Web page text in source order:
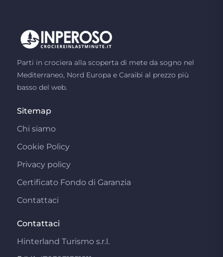
Parti in crociera alla scoperta di mete da sogno nel
Mediterraneo, Nord Europa e Caraibi al prezzo più
basso del web.
Sitemap
Chi siamo
Cookie Policy
Privacy policy
Certificato Fondo di Garanzia
Contattaci
Contattaci
Hinterland Turismo s.r.l.